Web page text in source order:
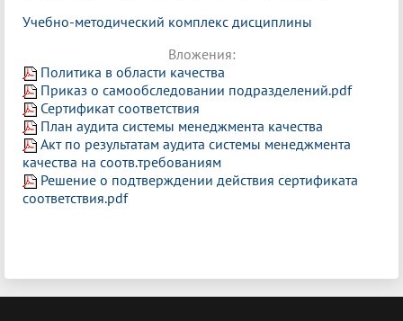
Учебно-методический комплекс дисциплины
Вложения:
Политика в области качества
Приказ о самообследовании подразделений.pdf
Сертификат соответствия
План аудита системы менеджмента качества
Акт по результатам аудита системы менеджмента
качества на соотв.требованиям
Решение о подтверждении действия сертификата
соответствия.pdf